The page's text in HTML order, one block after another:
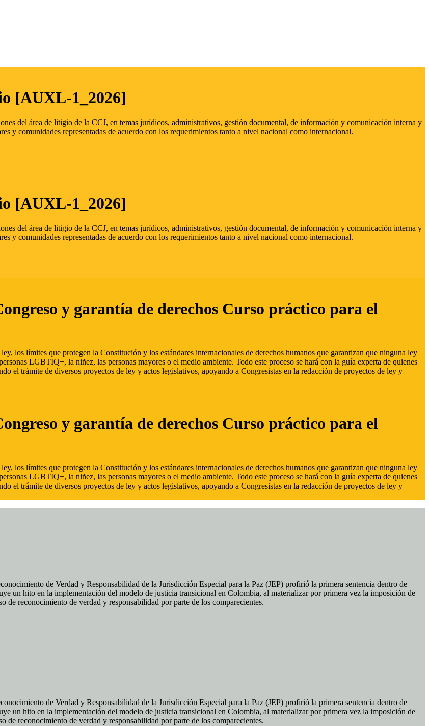
[AUXL-1_2026]
del área de litigio de la CCJ, en temas jurídicos, administrativos, gestión documental, de información y comunicación interna y
y comunidades representadas de acuerdo con los requerimientos tanto a nivel nacional como internacional.
[AUXL-1_2026]
del área de litigio de la CCJ, en temas jurídicos, administrativos, gestión documental, de información y comunicación interna y
y comunidades representadas de acuerdo con los requerimientos tanto a nivel nacional como internacional.
y garantía de derechos Curso práctico para el
los límites que protegen la Constitución y los estándares internacionales de derechos humanos que garantizan que ninguna ley
LGBTIQ+, la niñez, las personas mayores o el medio ambiente. Todo este proceso se hará con la guía experta de quienes
el trámite de diversos proyectos de ley y actos legislativos, apoyando a Congresistas en la redacción de proyectos de ley y
y garantía de derechos Curso práctico para el
los límites que protegen la Constitución y los estándares internacionales de derechos humanos que garantizan que ninguna ley
LGBTIQ+, la niñez, las personas mayores o el medio ambiente. Todo este proceso se hará con la guía experta de quienes
el trámite de diversos proyectos de ley y actos legislativos, apoyando a Congresistas en la redacción de proyectos de ley y
de Verdad y Responsabilidad de la Jurisdicción Especial para la Paz (JEP) profirió la primera sentencia dentro de
un hito en la implementación del modelo de justicia transicional en Colombia, al materializar por primera vez la imposición de
de reconocimiento de verdad y responsabilidad por parte de los comparecientes.
de Verdad y Responsabilidad de la Jurisdicción Especial para la Paz (JEP) profirió la primera sentencia dentro de
un hito en la implementación del modelo de justicia transicional en Colombia, al materializar por primera vez la imposición de
de reconocimiento de verdad y responsabilidad por parte de los comparecientes.